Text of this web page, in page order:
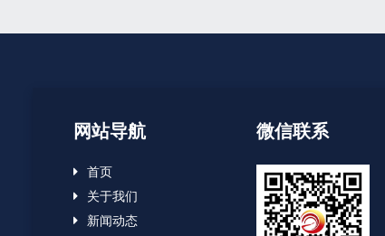
网站导航
首页
关于我们
新闻动态
微信联系